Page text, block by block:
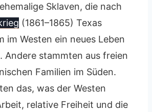
Sklaven, die nach
(1861–1865) Texas
im Westen ein neues Leben
Andere stammten aus freien
Familien im Süden.
das, was der Westen
relative Freiheit und die